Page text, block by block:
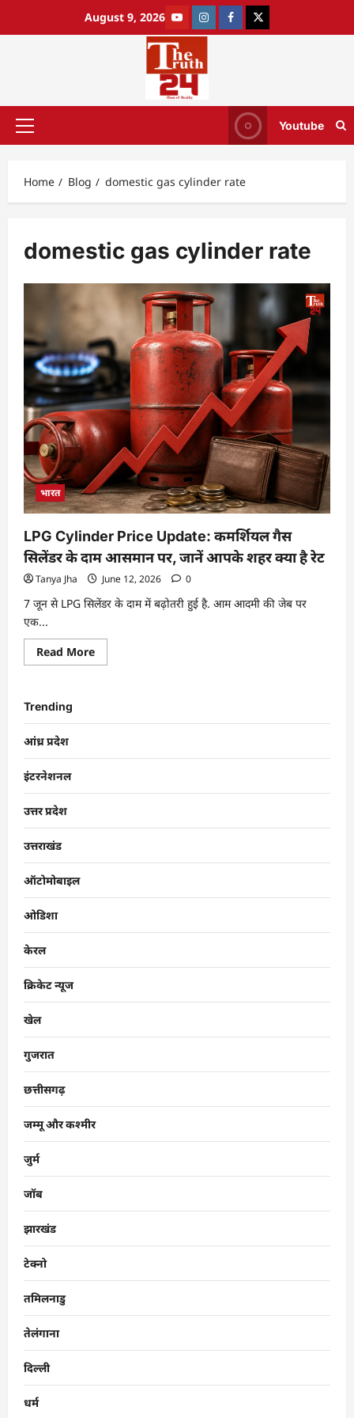
August 9, 2026
Youtube
Home Blog domestic gas cylinder rate
domestic gas cylinder rate
भारत
LPG Cylinder Price Update: कमर्शियल गैस
सिलेंडर के दाम आसमान पर, जानें आपके शहर क्या है रेट
Tanya Jha June 12, 2026 0
7 जून से LPG सिलेंडर के दाम में बढ़ोतरी हुई है. आम आदमी की जेब पर
एक...
Read More
Trending
आंध्र प्रदेश
इंटरनेशनल
उत्तर प्रदेश
उत्तराखंड
ऑटोमोबाइल
ओडिशा
केरल
क्रिकेट न्यूज
खेल
गुजरात
छत्तीसगढ़
जम्मू और कश्मीर
जुर्म
जॉब
झारखंड
टेक्नो
तमिलनाडु
तेलंगाना
दिल्ली
धर्म